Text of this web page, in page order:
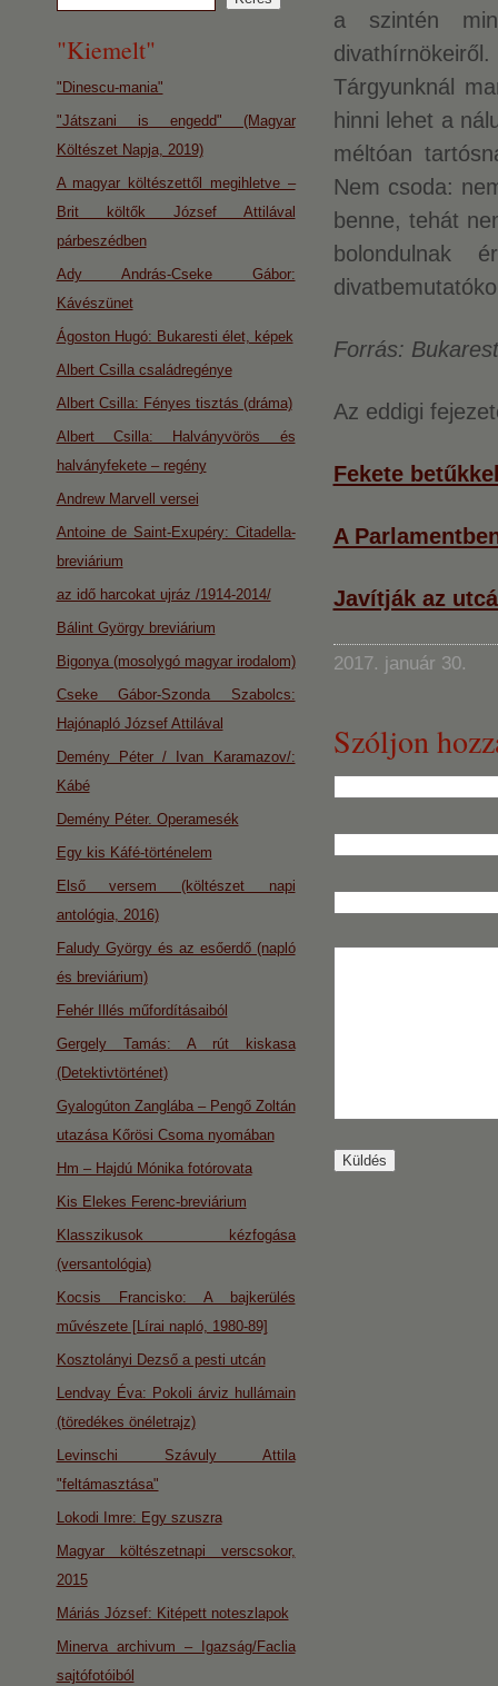
a szintén
divathírnökeiről.
Tárgyunknál
hinni lehet a
méltóan
Nem csoda:
benne, tehát
bolondulnak
Forrás:
Az eddigi
Fekete
A
Javítják az
2017. január 30.
Szóljon
"Kiemelt"
"Dinescu-mania"
"Játszani is engedd" (Magyar
Költészet Napja, 2019)
A magyar költészettől megihletve –
Brit költők József Attilával
párbeszédben
Ady András-Cseke Gábor:
Kávészünet
Ágoston Hugó: Bukaresti élet, képek
Albert Csilla családregénye
Albert Csilla: Fényes tisztás (dráma)
Albert Csilla: Halványvörös és
halványfekete – regény
Andrew Marvell versei
Antoine de Saint-Exupéry: Citadella-
breviárium
az idő harcokat ujráz /1914-2014/
Bálint György breviárium
Bigonya (mosolygó magyar irodalom)
Cseke Gábor-Szonda Szabolcs:
Hajónapló József Attilával
Demény Péter / Ivan Karamazov/:
Kábé
Demény Péter. Operamesék
Egy kis Káfé-történelem
Első versem (költészet napi
antológia, 2016)
Faludy György és az esőerdő (napló
és breviárium)
Fehér Illés műfordításaiból
Gergely Tamás: A rút kiskasa
(Detektivtörténet)
Gyalogúton Zanglába – Pengő Zoltán
utazása Kőrösi Csoma nyomában
Hm – Hajdú Mónika fotórovata
Kis Elekes Ferenc-breviárium
Klasszikusok kézfogása
(versantológia)
Kocsis Francisko: A bajkerülés
művészete [Lírai napló, 1980-89]
Kosztolányi Dezső a pesti utcán
Lendvay Éva: Pokoli árviz hullámain
(töredékes önéletrajz)
Levinschi Szávuly Attila
"feltámasztása"
Lokodi Imre: Egy szuszra
Magyar költészetnapi verscsokor,
2015
Máriás József: Kitépett noteszlapok
Minerva archivum – Igazság/Faclia
sajtófotóiból